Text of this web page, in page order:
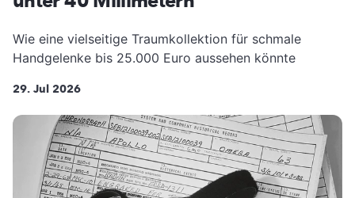
Wie eine vielseitige Traumkollektion für schmale
Handgelenke bis 25.000 Euro aussehen könnte
29. Jul 2026